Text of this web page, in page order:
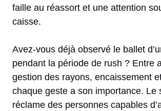
faille au réassort et une attention
caisse.
Avez-vous déjà observé le ballet
pendant la période de rush ? Entre
gestion des rayons, encaissement
chaque geste a son importance. Le
réclame des personnes capables